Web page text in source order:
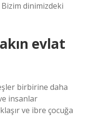
dinimizdeki
evlat
birbirine daha
insanlar
ve ibre çocuğa